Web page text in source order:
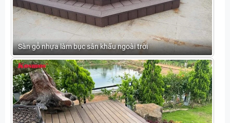
Sàn gỗ nhựa làm bục sân khấu ngoài trời